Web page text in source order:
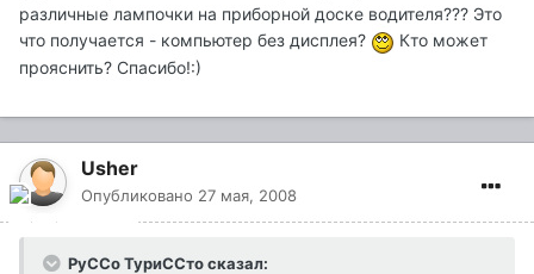
различные лампочки на приборной доске водителя??? Это
что получается - компьютер без дисплея?
Кто может
прояснить? Спасибо!:)
Usher
Опубликовано 27 мая, 2008
РуССо ТуриССто сказал: